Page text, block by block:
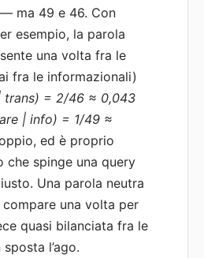
ma 49 e 46. Con
esempio, la parola
una volta fra le
fra le informazionali)
trans) = 2/46 ≈ 0,043
| info) = 1/49 ≈
ed è proprio
che spinge una query
Una parola neutra
compare una volta per
quasi bilanciata fra le
l’ago.